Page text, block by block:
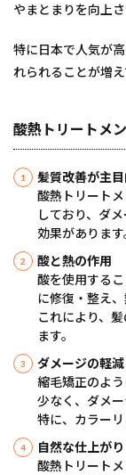
やまとまりを向上
特に日本で人気が
れられることが増え
酸熱トリートメ
髪質改善が主目
酸熱トリート
しており、ダ
効果があります
酸と熱の作用
酸を使用する
に修復・整え
これにより、
ます。
ダメージの軽減
縮毛矯正のよ
少なく、ダメー
特に、カラー
自然な仕上がり
酸熱トリート